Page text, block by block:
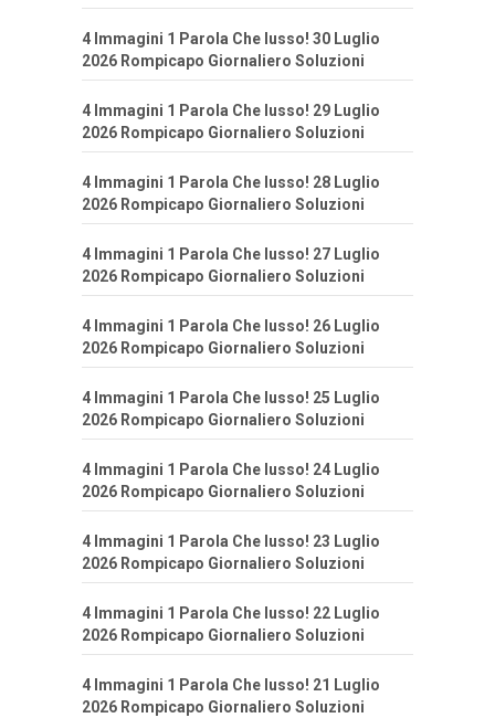
4 Immagini 1 Parola Che lusso! 30 Luglio
2026 Rompicapo Giornaliero Soluzioni
4 Immagini 1 Parola Che lusso! 29 Luglio
2026 Rompicapo Giornaliero Soluzioni
4 Immagini 1 Parola Che lusso! 28 Luglio
2026 Rompicapo Giornaliero Soluzioni
4 Immagini 1 Parola Che lusso! 27 Luglio
2026 Rompicapo Giornaliero Soluzioni
4 Immagini 1 Parola Che lusso! 26 Luglio
2026 Rompicapo Giornaliero Soluzioni
4 Immagini 1 Parola Che lusso! 25 Luglio
2026 Rompicapo Giornaliero Soluzioni
4 Immagini 1 Parola Che lusso! 24 Luglio
2026 Rompicapo Giornaliero Soluzioni
4 Immagini 1 Parola Che lusso! 23 Luglio
2026 Rompicapo Giornaliero Soluzioni
4 Immagini 1 Parola Che lusso! 22 Luglio
2026 Rompicapo Giornaliero Soluzioni
4 Immagini 1 Parola Che lusso! 21 Luglio
2026 Rompicapo Giornaliero Soluzioni